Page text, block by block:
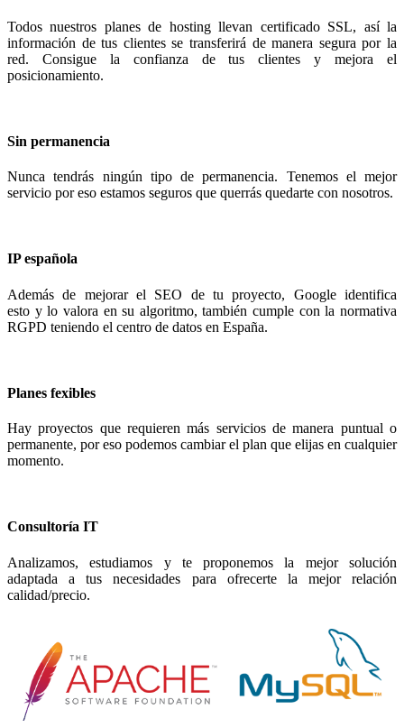
Todos nuestros planes de hosting llevan certificado SSL, así la
información de tus clientes se transferirá de manera segura por la
red. Consigue la confianza de tus clientes y mejora el
posicionamiento.
Sin permanencia
Nunca tendrás ningún tipo de permanencia. Tenemos el mejor
servicio por eso estamos seguros que querrás quedarte con nosotros.
IP española
Además de mejorar el SEO de tu proyecto, Google identifica
esto y lo valora en su algoritmo, también cumple con la normativa
RGPD teniendo el centro de datos en España.
Planes fexibles
Hay proyectos que requieren más servicios de manera puntual o
permanente, por eso podemos cambiar el plan que elijas en cualquier
momento.
Consultoría IT
Analizamos, estudiamos y te proponemos la mejor solución
adaptada a tus necesidades para ofrecerte la mejor relación
calidad/precio.